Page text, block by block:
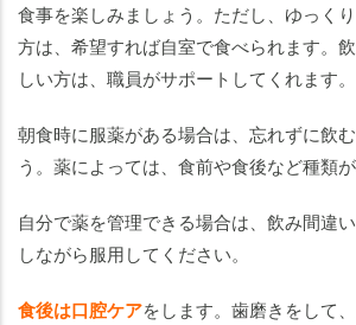
食事を楽しみましょう。ただし、ゆっく
方は、希望すれば自室で食べられます。
しい方は、職員がサポートしてくれます。
朝食時に服薬がある場合は、忘れずに飲
う。薬によっては、食前や食後など種類が
自分で薬を管理できる場合は、飲み間違
しながら服用してください。
食後は口腔ケアをします。歯磨きをして